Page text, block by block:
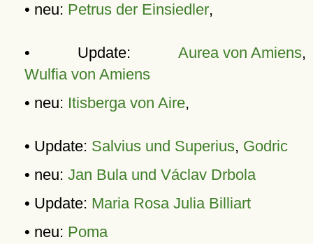
• neu: Petrus der Einsiedler,
• Update: Aurea von Amiens,
Wulfia von Amiens
• neu: Itisberga von Aire,
• Update: Salvius und Superius, Godric
• neu: Jan Bula und Václav Drbola
• Update: Maria Rosa Julia Billiart
• neu: Poma